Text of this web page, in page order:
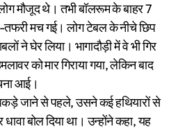
मौजूद थे। तभी बॉलरूम के बाहर 7
तफरी मच गई। लोग टेबल के नीचे छिप
ने घेर लिया। भागादौड़ी में वे भी गिर
को मार गिराया गया, लेकिन बाद
आई।
जाने से पहले, उसने कई हथियारों से
बोल दिया था। उन्होंने कहा, यह